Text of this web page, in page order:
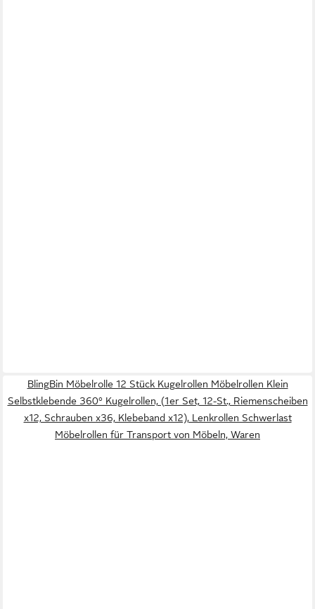
BlingBin Möbelrolle 12 Stück Kugelrollen Möbelrollen Klein
Selbstklebende 360° Kugelrollen, (1er Set, 12-St., Riemenscheiben
x12, Schrauben x36, Klebeband x12), Lenkrollen Schwerlast
Möbelrollen für Transport von Möbeln, Waren